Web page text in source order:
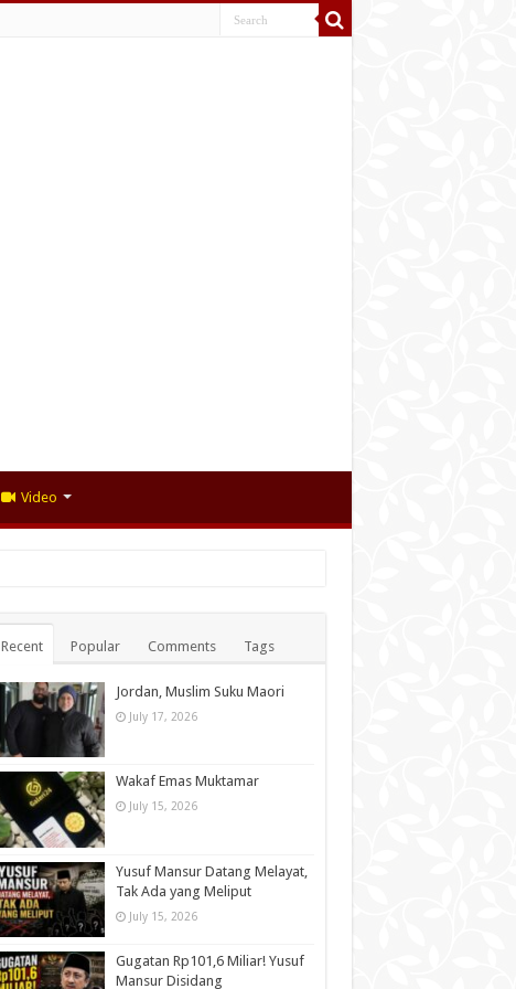
Video
Recent Popular Comments Tags
Jordan, Muslim Suku Maori
July 17, 2026
Wakaf Emas Muktamar
July 15, 2026
Yusuf Mansur Datang Melayat,
Tak Ada yang Meliput
July 15, 2026
Gugatan Rp101,6 Miliar! Yusuf
Mansur Disidang